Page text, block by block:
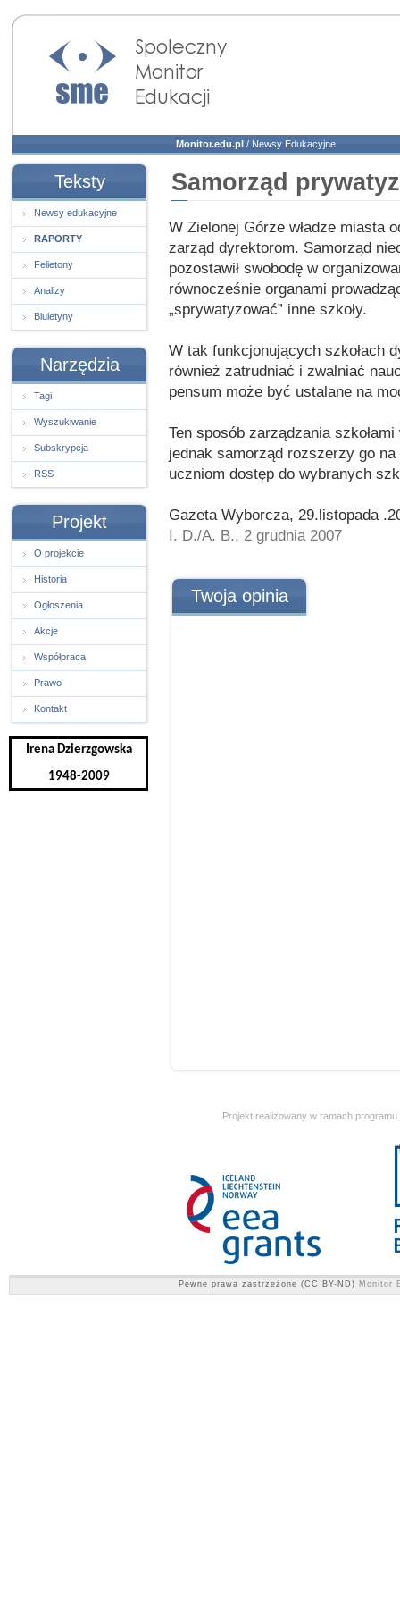
Społeczny Monitor
Edukacji
Monitor.edu.pl / Newsy Edukacyjne
Teksty
Newsy edukacyjne
RAPORTY
Felietony
Analizy
Biuletyny
Narzędzia
Tagi
Wyszukiwanie
Subskrypcja
RSS
Projekt
O projekcie
Historia
Ogłoszenia
Akcje
Współpraca
Prawo
Kontakt
Irena Dzierzgowska
1948-2009
Samorząd
W Zielonej Górze władze miasta
zarząd dyrektorom. Samorząd
pozostawił swobodę w
równocześnie organami
„sprywatyzować” inne szkoły.
W tak funkcjonujących szkołach
również zatrudniać i zwalniać
pensum może być ustalane na
Ten sposób zarządzania
jednak samorząd rozszerzy go
uczniom dostęp do wybranych
Gazeta Wyborcza, 29.listopada
I. D./A. B., 2 grudnia 2007
Twoja opinia
Projekt realizowany w ramach
Pewne prawa zastrzeżone (CC BY-ND) Monitor